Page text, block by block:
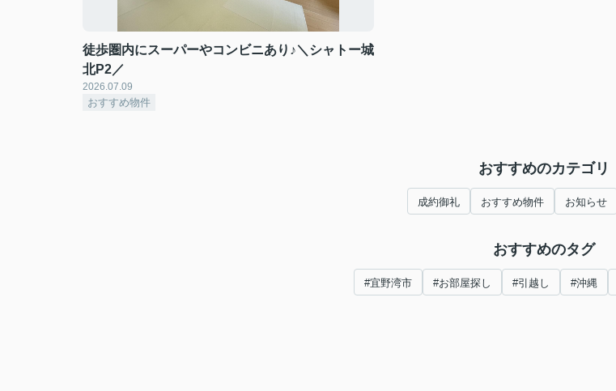
徒歩圏内にスーパーやコンビニあり♪＼シャトー城
北P2／
2026.07.09
おすすめ物件
おすすめのカテゴリ
成約御礼 おすすめ物件 お知らせ
おすすめのタグ
#宜野湾市 #お部屋探し #引越し #沖縄